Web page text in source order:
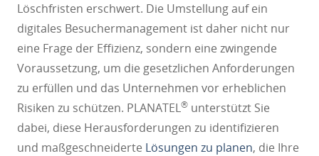
Löschfristen erschwert. Die Umstellung auf ein
digitales Besuchermanagement ist daher nicht nur
eine Frage der Effizienz, sondern eine zwingende
Voraussetzung, um die gesetzlichen Anforderungen
zu erfüllen und das Unternehmen vor erheblichen
Risiken zu schützen. PLANATEL® unterstützt Sie
dabei, diese Herausforderungen zu identifizieren
und maßgeschneiderte Lösungen zu planen, die Ihre